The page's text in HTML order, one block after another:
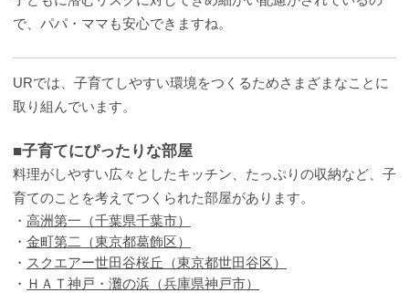
で、パパ・ママも安心できますね。
URでは、子育てしやすい環境をつくるためさまざまなことに
取り組んでいます。
■子育てにぴったりな部屋
料理がしやすい広々としたキッチン、たっぷりの収納など、子
育てのことを考えてつくられた部屋があります。
・ 高洲第一（千葉県千葉市）
・ 金町第二（東京都葛飾区）
・ スクエアー世田谷桜丘（東京都世田谷区）
・ ＨＡＴ神戸・灘の浜（兵庫県神戸市）